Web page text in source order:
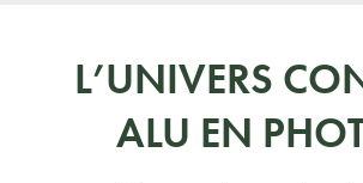
L’UNIVERS
ALU EN